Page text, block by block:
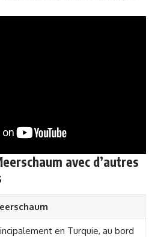
avec d’autres
en Turquie, au bord